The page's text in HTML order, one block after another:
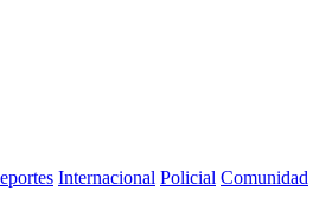
Internacional Policial Comunidad